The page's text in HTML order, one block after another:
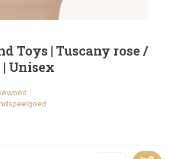
Toys | Tuscany rose /
Unisex